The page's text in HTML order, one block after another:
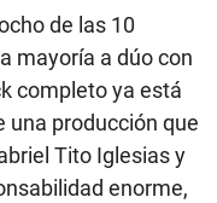
de las 10
mayoría a dúo con
completo ya está
una producción que
Tito Iglesias y
enorme,